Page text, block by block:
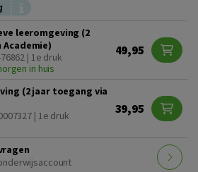
leeromgeving (2
| 1e druk
in huis
49,95
(2 jaar toegang via
| 1e druk
39,95